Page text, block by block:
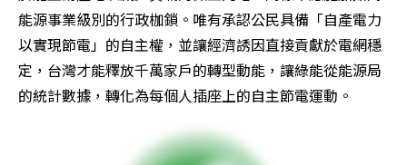
能源事業級別的行政枷鎖。唯有承認公民具備「自產電力
以實現節電」的自主權，並讓經濟誘因直接貢獻於電網穩
定，台灣才能釋放千萬家戶的轉型動能，讓綠能從能源局
的統計數據，轉化為每個人插座上的自主節電運動。